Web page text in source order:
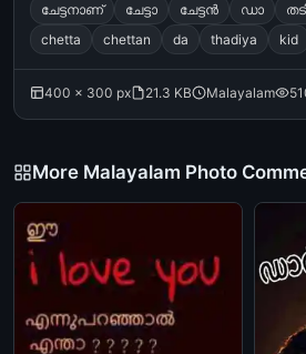
ചേട്ടനാണ് ചേട്ടാ ചേട്ടന്‍ ഡാ
chetta
chettan da thadiya kid
400 × 300 px 21.3 KB Malayalam
More Malayalam Photo